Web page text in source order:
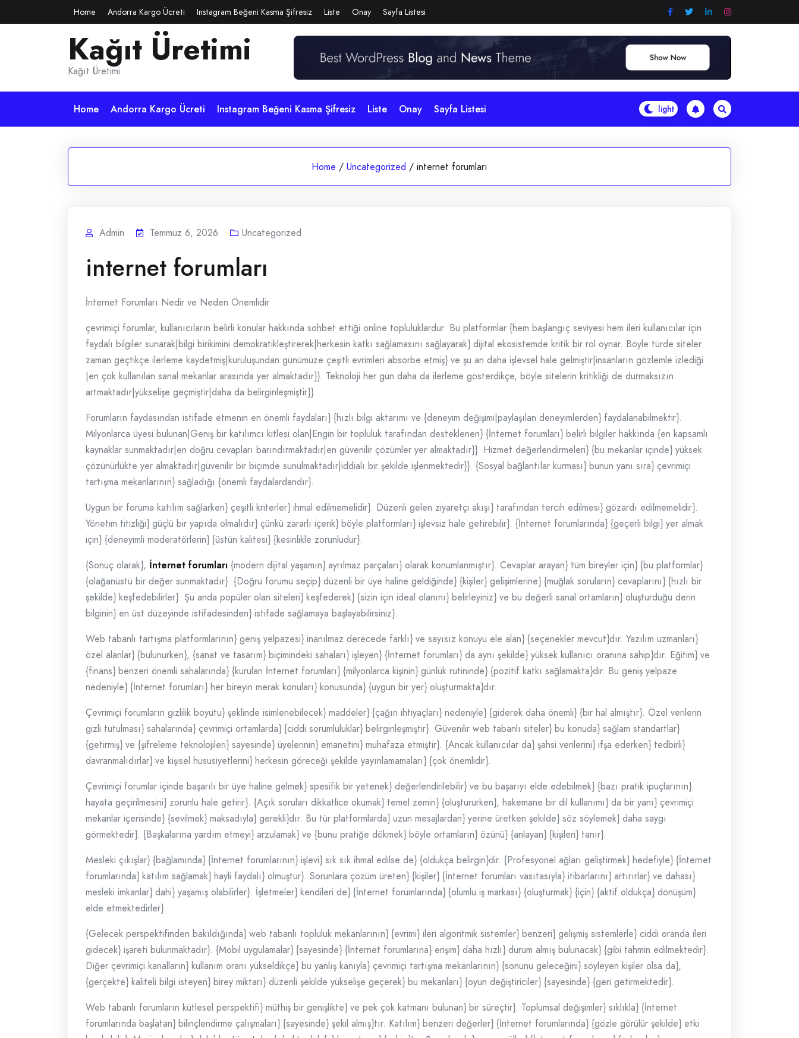
to
Home Andorra Kargo Ücreti Instagram Beğeni Kasma Şifresiz Liste Onay Sayfa Listesi
Kağıt Üretimi
Kağıt Üretimi
Home Andorra Kargo Ücreti Instagram Beğeni Kasma Şifresiz Liste Onay Sayfa Listesi
Home / Uncategorized / internet forumları
Admin Temmuz 6, 2026 Uncategorized
internet forumları
İnternet Forumları Nedir ve Neden Önemlidir
çevrimiçi forumlar, kullanıcıların belirli konular hakkında sohbet ettiği online topluluklardur. Bu platformlar {hem başlangıç seviyesi hem ileri kullanıcılar için
faydalı bilgiler sunarak|bilgi birikimini demokratikleştirerek|herkesin katkı sağlamasını sağlayarak} dijital ekosistemde kritik bir rol oynar. Böyle türde siteler
zaman geçtikçe ilerleme kaydetmiş|kuruluşundan günümüze çeşitli evrimleri absorbe etmiş} ve şu an daha işlevsel hale gelmiştir|insanların gözlemle izlediği
|en çok kullanılan sanal mekanlar arasında yer almaktadır}}. Teknoloji her gün daha da ilerleme gösterdikçe, böyle sitelerin kritikliği de durmaksızın
artmaktadır|yükselişe geçmiştir|daha da belirginleşmiştir}}.
Forumların faydasından istifade etmenin en önemli faydaları} {hızlı bilgi aktarımı ve {deneyim değişimi|paylaşılan deneyimlerden} faydalanabilmektir}.
Milyonlarca üyesi bulunan|Geniş bir katılımcı kitlesi olan|Engin bir topluluk tarafından desteklenen} {İnternet forumları} belirli bilgiler hakkında {en kapsamlı
kaynaklar sunmaktadır|en doğru cevapları barındırmaktadır|en güvenilir çözümler yer almaktadır}}. Hizmet değerlendirmeleri} {bu mekanlar içinde} yüksek
çözünürlükte yer almaktadır|güvenilir bir biçimde sunulmaktadır|iddialı bir şekilde işlenmektedir}}. {Sosyal bağlantılar kurması} bunun yanı sıra} çevrimiçi
tartışma mekanlarının} sağladığı {önemli faydalardandır}.
Uygun bir foruma katılım sağlarken} çeşitli kriterler} ihmal edilmemelidir}. Düzenli gelen ziyaretçi akışı} tarafından tercih edilmesi} gözardı edilmemelidir}.
Yönetim titizliği} güçlü bir yapıda olmalıdır} çünkü zararlı içerik} böyle platformları} işlevsiz hale getirebilir}. {İnternet forumlarında} {geçerli bilgi} yer almak
için} {deneyimli moderatörlerin} {üstün kalitesi} {kesinlikle zorunludur}.
{Sonuç olarak}, İnternet forumları {modern dijital yaşamın} ayrılmaz parçaları} olarak konumlanmıştır}. Cevaplar arayan} tüm bireyler için} {bu platformlar}
{olağanüstü bir değer sunmaktadır}. {Doğru forumu seçip} düzenli bir üye haline geldiğinde} {kişiler} gelişimlerine} {muğlak soruların} cevaplarını} {hızlı bir
şekilde} keşfedebilirler}. Şu anda popüler olan siteleri} keşfederek} {sizin için ideal olanını} belirleyiniz} ve bu değerli sanal ortamların} oluşturduğu derin
bilginin} en üst düzeyinde istifadesinden} istifade sağlamaya başlayabilirsiniz}.
Web tabanlı tartışma platformlarının} geniş yelpazesi} inanılmaz derecede farklı} ve sayısız konuyu ele alan} {seçenekler mevcut}dır. Yazılım uzmanları}
özel alanlar} {bulunurken}, {sanat ve tasarım} biçimindeki sahaları} işleyen} {İnternet forumları} da aynı şekilde} yüksek kullanıcı oranına sahip}dır. Eğitim} ve
{finans} benzeri önemli sahalarında} {kurulan İnternet forumları} {milyonlarca kişinin} günlük rutininde} {pozitif katkı sağlamakta}dir. Bu geniş yelpaze
nedeniyle} {İnternet forumları} her bireyin merak konuları} konusunda} {uygun bir yer} oluşturmakta}dır.
Çevrimiçi forumların gizlilik boyutu} şeklinde isimlenebilecek} maddeler} {çağın ihtiyaçları} nedeniyle} {giderek daha önemli} {bir hal almıştır}. Özel verilerin
gizli tutulması} sahalarında} çevrimiçi ortamlarda} {ciddi sorumluluklar} belirginleşmiştir}. Güvenilir web tabanlı siteler} bu konuda} sağlam standartlar}
{getirmiş} ve {şifreleme teknolojileri} sayesinde} üyelerinin} emanetini} muhafaza etmiştir}. {Ancak kullanıcılar da} şahsi verilerini} ifşa ederken} tedbirli}
davranmalıdırlar} ve kişisel hususiyetlerini} herkesin göreceği şekilde yayınlamamaları} {çok önemlidir}.
Çevrimiçi forumlar içinde başarılı bir üye haline gelmek} spesifik bir yetenek} değerlendirilebilir} ve bu başarıyı elde edebilmek} {bazı pratik ipuçlarının}
hayata geçirilmesini} zorunlu hale getirir}. {Açık soruları dikkatlice okumak} temel zemin} {oluştururken}, hakemane bir dil kullanımı} da bir yanı} çevrimiçi
mekanlar içerisinde} {sevilmek} maksadıyla} gerekli}dır. Bu tür platformlarda} uzun mesajlardan} yerine üretken şekilde} söz söylemek} daha saygı
görmektedir}. {Başkalarına yardım etmeyi} arzulamak} ve {bunu pratiğe dökmek} böyle ortamların} özünü} {anlayan} {kişileri} tanır}.
Mesleki çıkışlar} {bağlamında} {İnternet forumlarının} işlevi} sık sık ihmal edilse de} {oldukça belirgin}dir. {Profesyonel ağları geliştirmek} hedefiyle} {İnternet
forumlarında} katılım sağlamak} hayli faydalı} olmuştur}. Sorunlara çözüm üreten} {kişiler} {İnternet forumları vasıtasıyla} itibarlarını} artırırlar} ve dahası}
mesleki imkanlar} dahi} yaşamış olabilirler}. İşletmeler} kendileri de} {İnternet forumlarında} {olumlu iş markası} {oluşturmak} {için} {aktif oldukça} dönüşüm}
elde etmektedirler}.
{Gelecek perspektifinden bakıldığında} web tabanlı topluluk mekanlarının} {evrimi} ileri algoritmik sistemler} benzeri} gelişmiş sistemlerle} ciddi oranda ileri
gidecek} işareti bulunmaktadır}. {Mobil uygulamalar} {sayesinde} {İnternet forumlarına} erişim} daha hızlı} durum almış bulunacak} {gibi tahmin edilmektedir}.
Diğer çevrimiçi kanalların} kullanım oranı yükseldikçe} bu yanlış kanıyla} çevrimiçi tartışma mekanlarının} {sonunu geleceğini} söyleyen kişiler olsa da},
{gerçekte} kaliteli bilgi isteyen} birey miktarı} düzenli şekilde yükselişe geçerek} bu mekanları} {oyun değiştiriciler} {sayesinde} {geri getirmektedir}.
Web tabanlı forumların kütlesel perspektifi} müthiş bir genişlikte} ve pek çok katmanı bulunan} bir süreçtir}. Toplumsal değişimler} sıklıkla} {İnternet
forumlarında başlatan} bilinçlendirme çalışmaları} {sayesinde} şekil almış}tır. Katılım} benzeri değerler} {İnternet forumlarında} {gözle görülür şekilde} etki